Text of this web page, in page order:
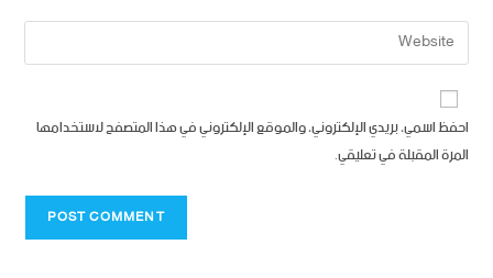
احفظ اسمي، بريدي الإلكتروني، والموقع الإلكتروني في هذا المتصفح لاستخدامها
المرة المقبلة في تعليقي.